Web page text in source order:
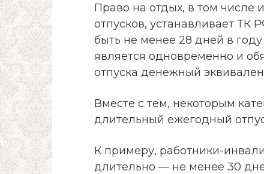
Право на отдых, в том
отпусков, устанавливает
быть не менее 28 дней в году
является одновременно и
отпуска денежный
Вместе с тем, некоторым
длительный ежегодный
К примеру, работники-
длительно — не менее 30